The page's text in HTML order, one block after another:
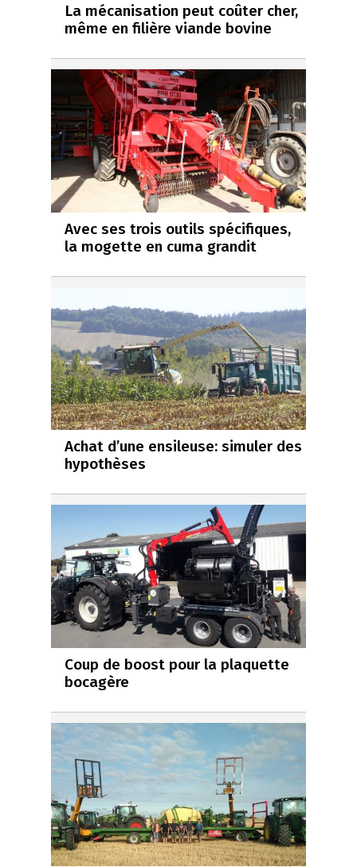
La mécanisation peut coûter cher,
même en filière viande bovine
Avec ses trois outils spécifiques,
la mogette en cuma grandit
Achat d’une ensileuse: simuler des
hypothèses
Coup de boost pour la plaquette
bocagère